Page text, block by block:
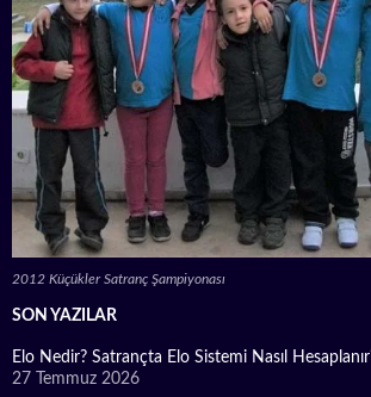
2012 Küçükler Satranç Şampiyonası
SON YAZILAR
Elo Nedir? Satrançta Elo Sistemi Nasıl
27 Temmuz 2026